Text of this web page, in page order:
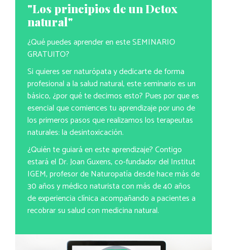
"Los principios de un Detox
natural"
¿Qué puedes aprender en este SEMINARIO
GRATUITO?
Si quieres ser naturópata y dedicarte de forma
profesional a la salud natural, este seminario es un
básico, ¿por qué te decimos esto? Pues por que es
esencial que comiences tu aprendizaje por uno de
los primeros pasos que realizamos los terapeutas
naturales: la desintoxicación.
¿Quién te guiará en este aprendizaje? Contigo
estará el Dr. Joan Guxens, co-fundador del Institut
IGEM, profesor de Naturopatía desde hace más de
30 años y médico naturista con más de 40 años
de experiencia clínica acompañando a pacientes a
recobrar su salud con medicina natural.